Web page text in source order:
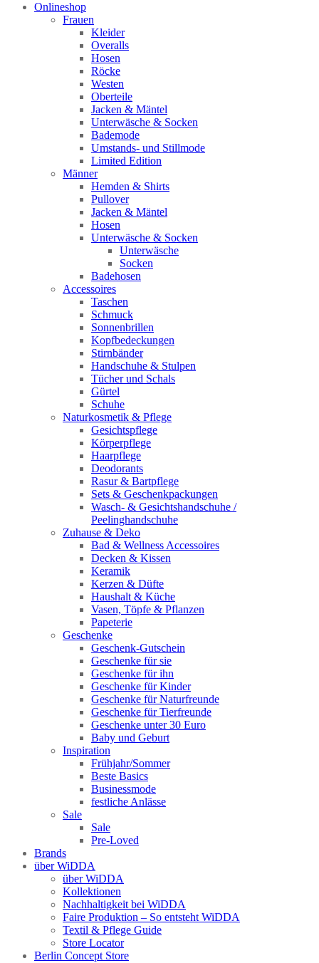
Onlineshop
Frauen
Kleider
Overalls
Hosen
Röcke
Westen
Oberteile
Jacken & Mäntel
Unterwäsche & Socken
Bademode
Umstands- und Stillmode
Limited Edition
Männer
Hemden & Shirts
Pullover
Jacken & Mäntel
Hosen
Unterwäsche & Socken
Unterwäsche
Socken
Badehosen
Accessoires
Taschen
Schmuck
Sonnenbrillen
Kopfbedeckungen
Stirnbänder
Handschuhe & Stulpen
Tücher und Schals
Gürtel
Schuhe
Naturkosmetik & Pflege
Gesichtspflege
Körperpflege
Haarpflege
Deodorants
Rasur & Bartpflege
Sets & Geschenkpackungen
Wasch‑ & Gesichtshandschuhe /
Peelinghandschuhe
Zuhause & Deko
Bad & Wellness Accessoires
Decken & Kissen
Keramik
Kerzen & Düfte
Haushalt & Küche
Vasen, Töpfe & Pflanzen
Papeterie
Geschenke
Geschenk-Gutschein
Geschenke für sie
Geschenke für ihn
Geschenke für Kinder
Geschenke für Naturfreunde
Geschenke für Tierfreunde
Geschenke unter 30 Euro
Baby und Geburt
Inspiration
Frühjahr/Sommer
Beste Basics
Businessmode
festliche Anlässe
Sale
Sale
Pre-Loved
Brands
über WiDDA
über WiDDA
Kollektionen
Nachhaltigkeit bei WiDDA
Faire Produktion – So entsteht WiDDA
Textil & Pflege Guide
Store Locator
Berlin Concept Store